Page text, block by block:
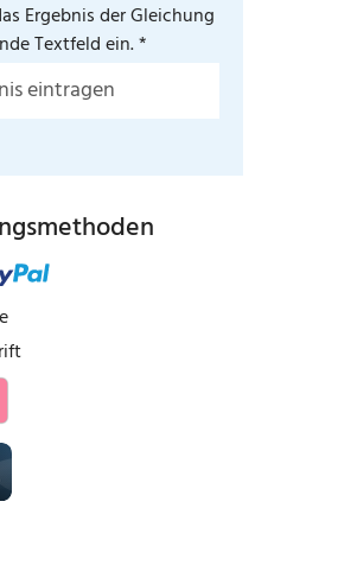
Ergebnis der Gleichung
Textfeld ein. *